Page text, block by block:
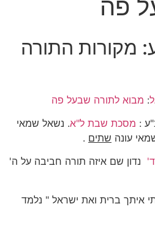
פה
מקורות התורה
: מבוא לתורה שבעל פה
: מסכת שבת ל"א. נשאל שמאי
עונה שתים .
נדון שם איזה תורה חביבה על ה'
איתך ברית ואת ישראל " נלמד